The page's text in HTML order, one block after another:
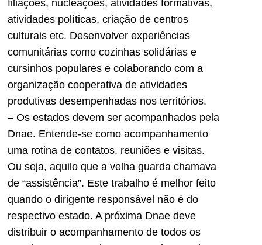
filiações, nucleações, atividades formativas,
atividades políticas, criação de centros
culturais etc. Desenvolver experiências
comunitárias como cozinhas solidárias e
cursinhos populares e colaborando com a
organização cooperativa de atividades
produtivas desempenhadas nos territórios.
– Os estados devem ser acompanhados pela
Dnae. Entende-se como acompanhamento
uma rotina de contatos, reuniões e visitas.
Ou seja, aquilo que a velha guarda chamava
de “assistência”. Este trabalho é melhor feito
quando o dirigente responsável não é do
respectivo estado. A próxima Dnae deve
distribuir o acompanhamento de todos os